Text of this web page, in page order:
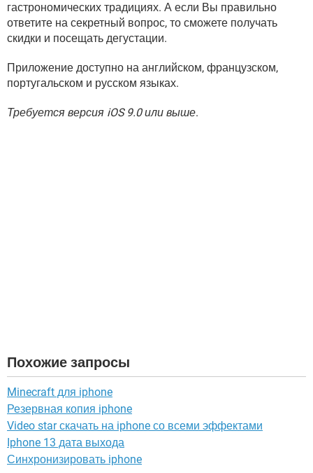
гастрономических традициях. А если Вы правильно
ответите на секретный вопрос, то сможете получать
скидки и посещать дегустации.
Приложение доступно на английском, французском,
португальском и русском языках.
Требуется версия iOS 9.0 или выше.
Похожие запросы
Minecraft для iphone
Резервная копия iphone
Video star скачать на iphone со всеми эффектами
Iphone 13 дата выхода
Синхронизировать iphone